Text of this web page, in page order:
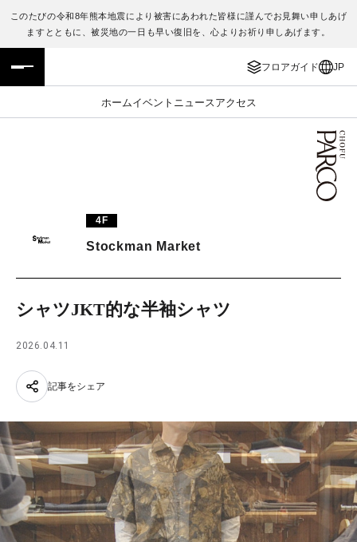
このたびの令和8年熊本地震により被害にあわれた皆様に謹んでお見舞い申しあげ
ますとともに、被災地の一日も早い復旧を、心よりお祈り申しあげます。
フロアガイド JP
ホームイベント ニュース アクセス
フロアガイド
施設案内・アクセス
TAX FREE
ENGLISH
繁体字
日本語
4F
Stockman Market
シャツJKT的な半袖シャツ
2026.04.11
記事をシェア